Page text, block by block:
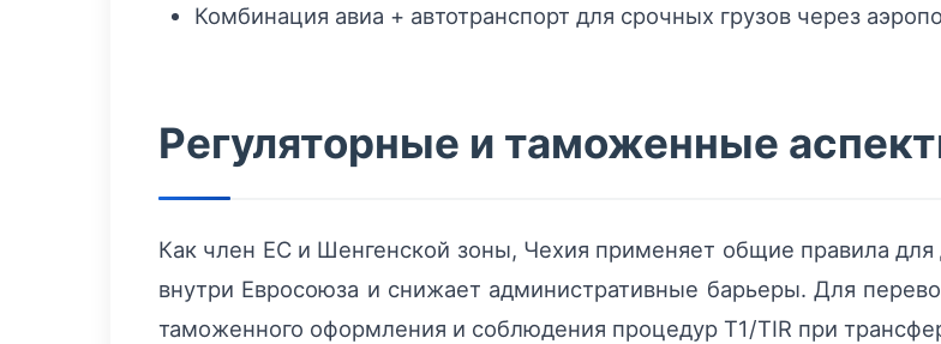
Комбинация авиа + автотранспорт для срочных грузов через
Регуляторные и таможенные
Как член ЕС и Шенгенской зоны, Чехия применяет общие правила
внутри Евросоюза и снижает административные барьеры. Для
таможенного оформления и соблюдения процедур T1/TIR при